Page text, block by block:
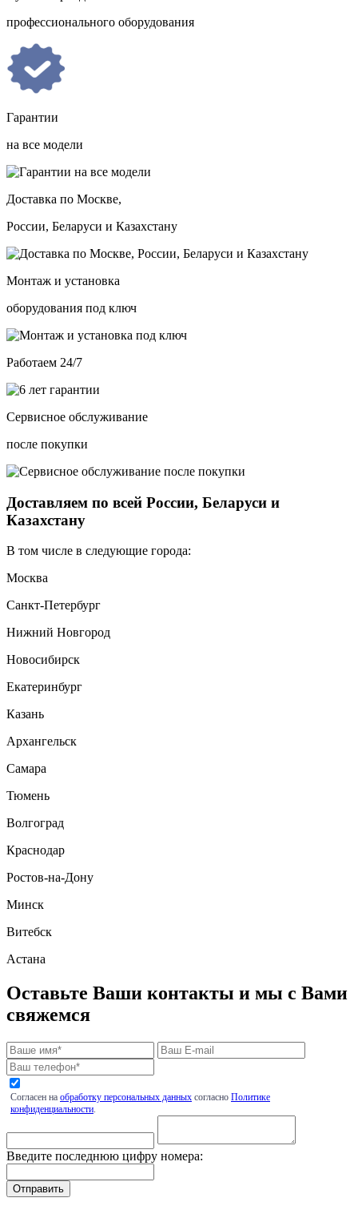
профессионального оборудования
Гарантии
на все модели
Доставка по Москве,
России, Беларуси и Казахстану
Монтаж и установка
оборудования под ключ
Работаем 24/7
Сервисное обслуживание
после покупки
Доставляем по всей России, Беларуси и
Казахстану
В том числе в следующие города:
Москва
Санкт-Петербург
Нижний Новгород
Новосибирск
Екатеринбург
Казань
Архангельск
Самара
Тюмень
Волгоград
Краснодар
Ростов-на-Дону
Минск
Витебск
Астана
Оставьте Ваши контакты и мы с Вами
свяжемся
Согласен на обработку персональных данных согласно Политике
конфиденциальности.
Введите последнюю цифру номера: